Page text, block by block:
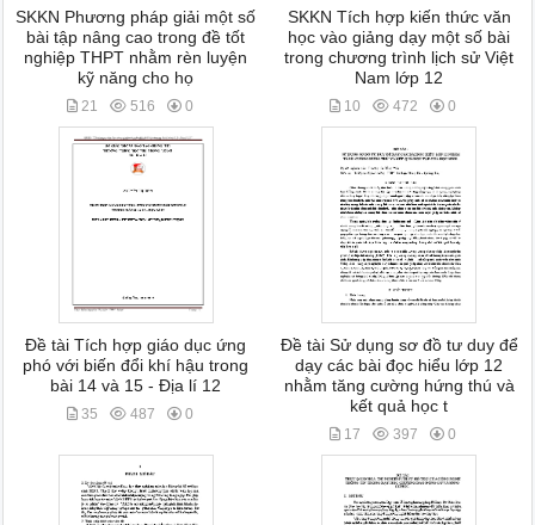
SKKN Phương pháp giải một số
bài tập nâng cao trong đề tốt
nghiệp THPT nhằm rèn luyện
kỹ năng cho họ
21 516 0
SKKN Tích hợp kiến thức văn
học vào giảng dạy một số bài
trong chương trình lịch sử Việt
Nam lớp 12
10 472 0
Đề tài Tích hợp giáo dục ứng
phó với biến đổi khí hậu trong
bài 14 và 15 - Địa lí 12
35 487 0
Đề tài Sử dụng sơ đồ tư duy để
dạy các bài đọc hiểu lớp 12
nhằm tăng cường hứng thú và
kết quả học t
17 397 0